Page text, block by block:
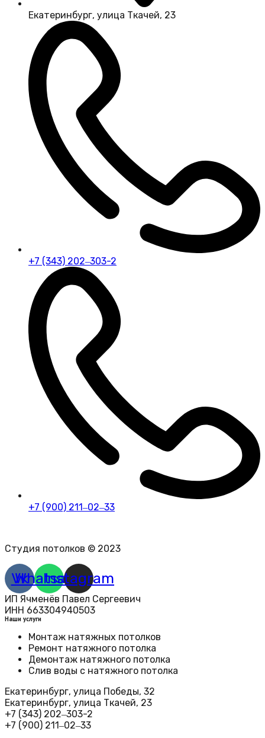
Екатеринбург, улица Ткачей, 23
+7 (343) 202‒303-2
+7 (900) 211‒02‒33
Студия потолков © 2023
Vk
Whatsapp
Instagram
ИП Ячменёв Павел Сергеевич
ИНН 663304940503
Наши услуги
Монтаж натяжных потолков
Ремонт натяжного потолка
Демонтаж натяжного потолка
Слив воды с натяжного потолка
Екатеринбург, улица Победы, 32
Екатеринбург, улица Ткачей, 23​
+7 (343) 202‒303-2
+7 (900) 211‒02‒33